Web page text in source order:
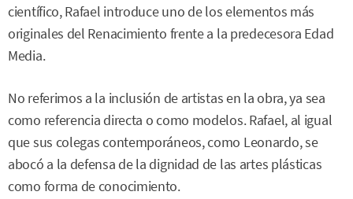
científico, Rafael introduce uno de los elementos más
originales del Renacimiento frente a la predecesora Edad
Media.
No referimos a la inclusión de artistas en la obra, ya sea
como referencia directa o como modelos. Rafael, al igual
que sus colegas contemporáneos, como Leonardo, se
abocó a la defensa de la dignidad de las artes plásticas
como forma de conocimiento.